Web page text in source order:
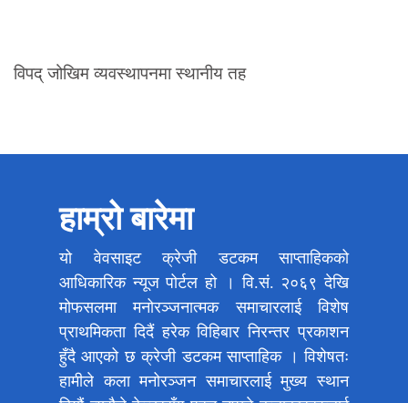
विपद् जोखिम व्यवस्थापनमा स्थानीय तह
हाम्रो बारेमा
यो वेवसाइट क्रेजी डटकम साप्ताहिकको
आधिकारिक न्यूज पोर्टल हो । वि.सं. २०६९ देखि
मोफसलमा मनोरञ्जनात्मक समाचारलाई विशेष
प्राथमिकता दिदैं हरेक विहिबार निरन्तर प्रकाशन
हुँदै आएको छ क्रेजी डटकम साप्ताहिक । विशेषतः
हामीले कला मनोरञ्जन समाचारलाई मुख्य स्थान